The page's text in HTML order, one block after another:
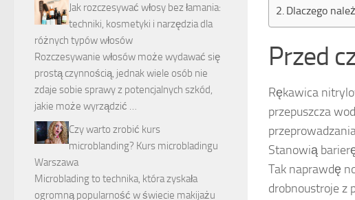
Dlaczego
Przed
Rękawica
przepuszcza
Stanowią
Tak naprawdę
drobnoustroje z
Jak rozczesywać włosy bez łamania:
techniki, kosmetyki i narzędzia dla
różnych typów włosów
Rozczesywanie włosów może wydawać się
prostą czynnością, jednak wiele osób nie
zdaje sobie sprawy z potencjalnych szkód,
jakie może wyrządzić …
Czy warto zrobić kurs
microblanding? Kurs microbladingu
Warszawa
Microblading to technika, która zyskała
ogromną popularność w świecie makijażu